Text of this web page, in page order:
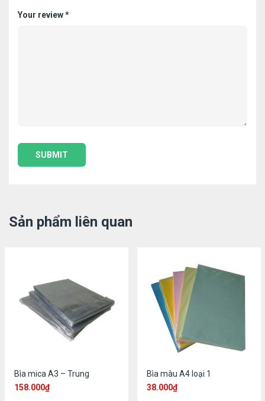
Your review*
Sản phẩm liên quan
Bìa mica A3 – Trung
158.000₫
Bìa màu A4 loại 1
38.000₫